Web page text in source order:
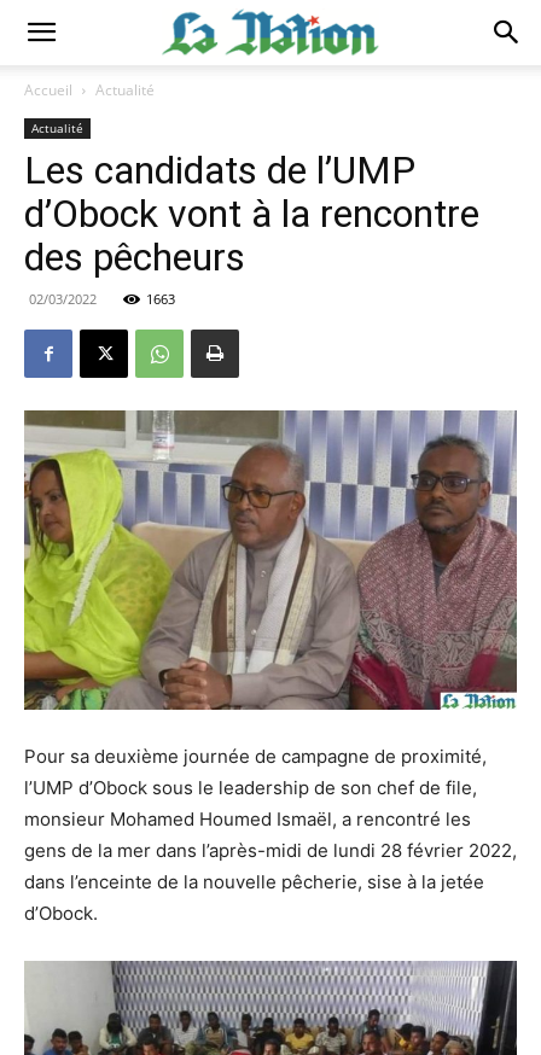
Accueil Actualité
Actualité
Les candidats de l’UMP
d’Obock vont à la rencontre
des pêcheurs
02/03/2022 1663
Pour sa deuxième journée de campagne de proximité,
l’UMP d’Obock sous le leadership de son chef de file,
monsieur Mohamed Houmed Ismaël, a rencontré les
gens de la mer dans l’après-midi de lundi 28 février 2022,
dans l’enceinte de la nouvelle pêcherie, sise à la jetée
d’Obock.